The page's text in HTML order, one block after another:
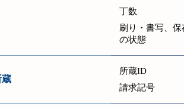
丁数
刷り・書写、保
の状態
蔵
所蔵ID
請求記号